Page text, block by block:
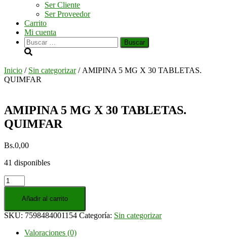
Ser Cliente
Ser Proveedor
Carrito
Mi cuenta
Buscar:
Inicio / Sin categorizar/ AMIPINA 5 MG X 30 TABLETAS.
QUIMFAR
AMIPINA 5 MG X 30 TABLETAS.
QUIMFAR
Bs.0,00
41 disponibles
AMIPINA
5
30
QUIMFAR
Añadir al carrito
SKU: 7598484001154 Categoría: Sin categorizar
Valoraciones (0)